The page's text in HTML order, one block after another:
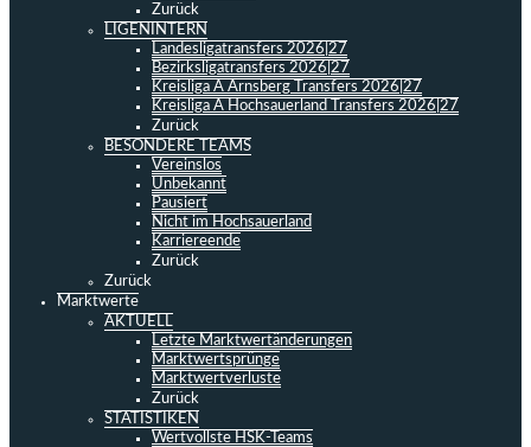
Zurück
LIGENINTERN
Landesligatransfers 2026|27
Bezirksligatransfers 2026|27
Kreisliga A Arnsberg Transfers 2026|27
Kreisliga A Hochsauerland Transfers 2026|27
Zurück
BESONDERE TEAMS
Vereinslos
Unbekannt
Pausiert
Nicht im Hochsauerland
Karriereende
Zurück
Zurück
Marktwerte
AKTUELL
Letzte Marktwertänderungen
Marktwertsprünge
Marktwertverluste
Zurück
STATISTIKEN
Wertvollste HSK-Teams